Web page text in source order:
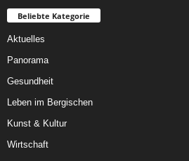
Beliebte Kategorie
Aktuelles
Panorama
Gesundheit
Leben im Bergischen
Kunst & Kultur
Wirtschaft